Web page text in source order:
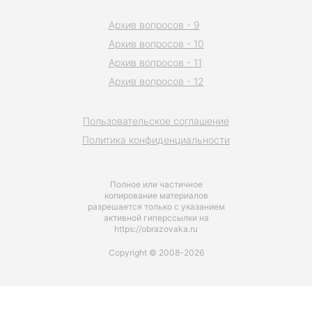
Полное или частичное
копирование материалов
разрешается только с указанием
активной гиперссылки на
https://obrazovaka.ru
Пользовательское соглашение
Политика конфиденциальности
Архив вопросов - 9
Архив вопросов - 10
Архив вопросов - 11
Архив вопросов - 12
Copyright © 2008-2026